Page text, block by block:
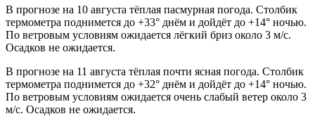
В прогнозе на 10 августа тёплая пасмурная погода. Столбик
термометра поднимется до +33° днём и дойдёт до +14° ночью.
По ветровым условиям ожидается лёгкий бриз около 3 м/с.
Осадков не ожидается.
В прогнозе на 11 августа тёплая почти ясная погода. Столбик
термометра поднимется до +32° днём и дойдёт до +14° ночью.
По ветровым условиям ожидается очень слабый ветер около 3
м/с. Осадков не ожидается.